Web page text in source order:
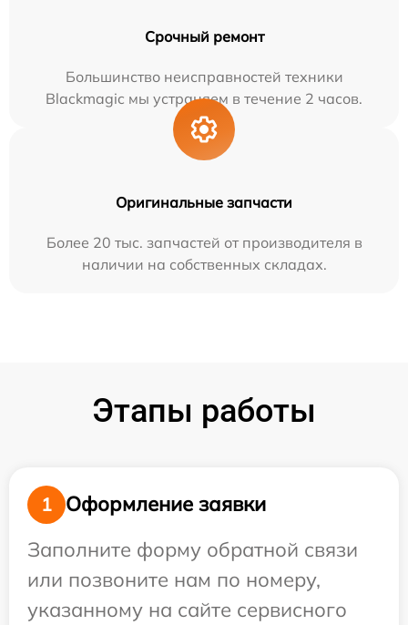
Срочный ремонт
Большинство неисправностей техники
Blackmagic мы устраняем в течение 2 часов.
Оригинальные запчасти
Более 20 тыс. запчастей от производителя в
наличии на собственных складах.
Этапы работы
1
Оформление заявки
Заполните форму обратной связи
или позвоните нам по номеру,
указанному на сайте сервисного